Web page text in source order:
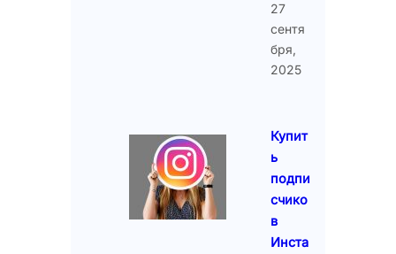
27
сентя
бря,
2025
Купит
ь
подпи
счико
в
Инста